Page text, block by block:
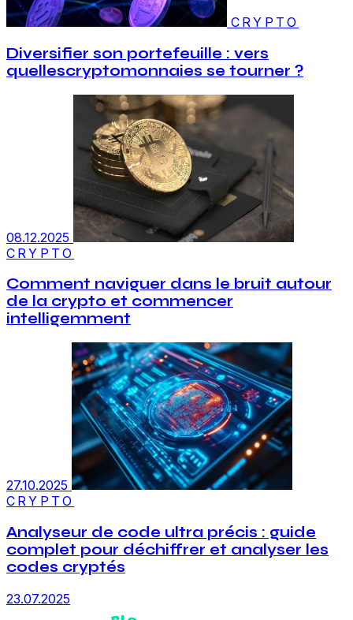
CRYPTO
Diversifier son portefeuille : vers
quellescryptomonnaies se tourner ?
08.12.2025
CRYPTO
Comment naviguer dans le bruit autour
de la crypto et commencer
intelligemment
27.10.2025
CRYPTO
Analyseur de code ultra précis : guide
complet pour déchiffrer et analyser les
codes cryptés
23.07.2025